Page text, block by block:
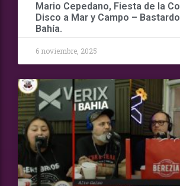
Mario Cepedano, Fiesta de la
Disco a Mar y Campo –
Bahía.
6 noviembre, 2025